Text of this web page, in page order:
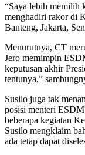
“Saya lebih memilih
menghadiri rakor di
Banteng, Jakarta,
Menurutnya, CT
Jero memimpin
keputusan akhir
tentunya,”
Susilo juga tak
posisi menteri ESDM
beberapa kegiatan
Susilo mengklaim
ada tetap dapat